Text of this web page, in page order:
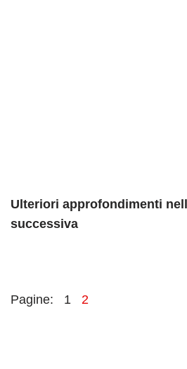
Ulteriori approfondimenti
successiva
Pagine: 1 2